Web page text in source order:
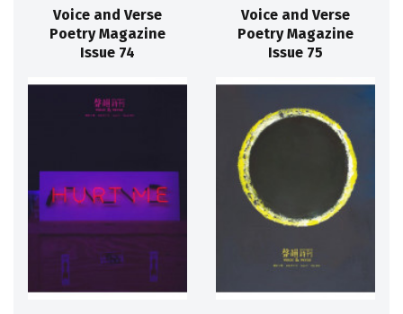
Voice and Verse
Poetry Magazine
Issue 74
Voice and Verse
Poetry Magazine
Issue 75